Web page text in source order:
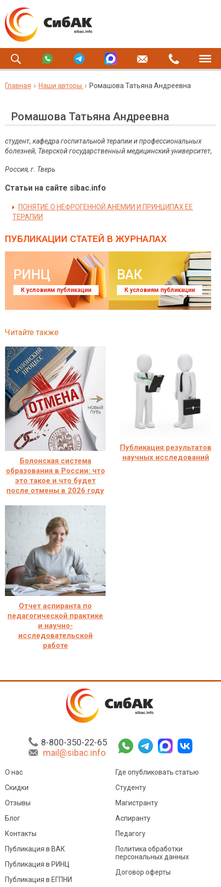
Главная Наши авторы Ромашова Татьяна Андреевна
Ромашова Татьяна Андреевна
студент, кафедра госпитальной терапии и профессиональных
болезней, Тверской государственный медицинский университет,
Россия, г. Тверь
Статьи на сайте sibac.info
ПОНЯТИЕ О НЕФРОГЕННОЙ АНЕМИИ И ПРИНЦИПАХ ЕЕ
ТЕРАПИИ
ПУБЛИКАЦИИ СТАТЕЙ В ЖУРНАЛАХ
РИНЦ
К условиям публикации
ВАК
К условиям публикации
Читайте также
Болонская система
образования в России: что
это такое и что будет
после отмены в 2026 году
Публикация результатов
научных исследований
Отчет аспиранта по
педагогической практике
и научно-
исследовательской
работе
8-800-350-22-65
mail@sibac.info
О нас
Скидки
Отзывы
Блог
Контакты
Где опубликовать статью
Студенту
Магистранту
Аспиранту
Педагогу
Публикация в ВАК
Публикация в РИНЦ
Публикация в ЕГПНИ
Политика обработки
персональных данных
Договор оферты